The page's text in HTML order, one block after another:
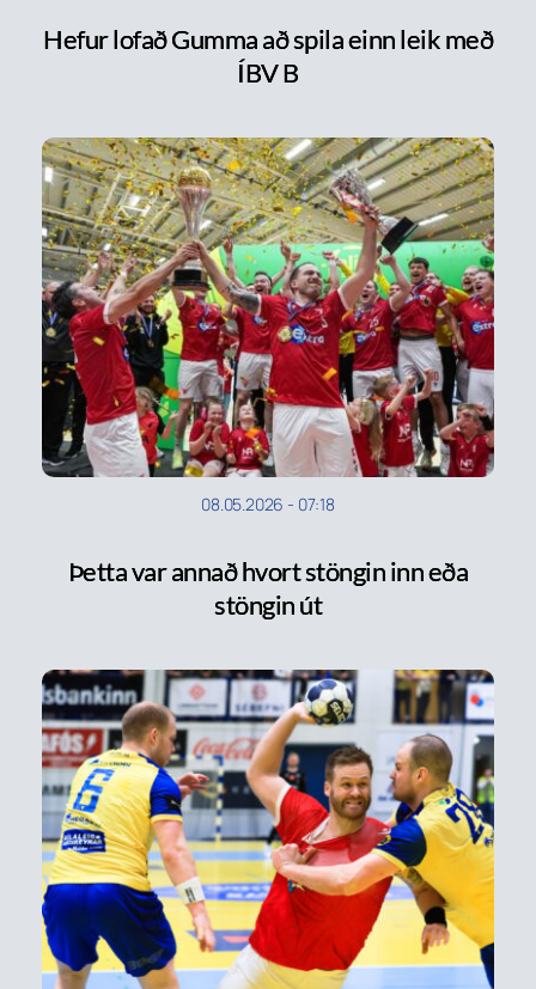
Hefur lofað Gumma að spila einn leik með
ÍBV B
08.05.2026 - 07:18
Þetta var annað hvort stöngin inn eða
stöngin út